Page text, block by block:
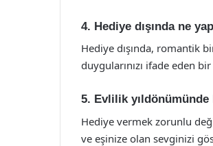
4. Hediye dışında ne
Hediye dışında, romantik
duygularınızı ifade eden
5. Evlilik
Hediye vermek zorunlu
ve eşinize olan sevginizi